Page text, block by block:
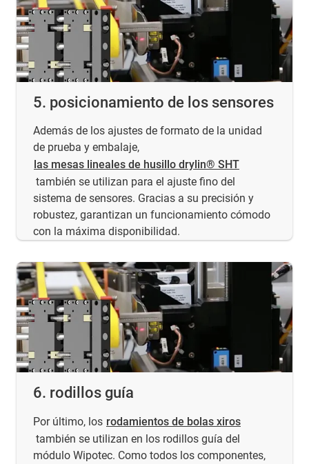
5. posicionamiento de los sensores
Además de los ajustes de formato de la unidad
de prueba y embalaje,
las mesas lineales de husillo drylin® SHT
también se utilizan para el ajuste fino del
sistema de sensores. Gracias a su precisión y
robustez, garantizan un funcionamiento cómodo
con la máxima disponibilidad.
6. rodillos guía
Por último, los rodamientos de bolas xiros
también se utilizan en los rodillos guía del
módulo Wipotec. Como todos los componentes,